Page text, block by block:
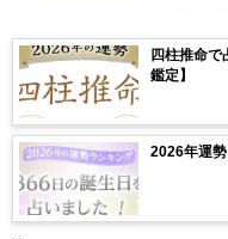
四柱推命で
鑑定】
2026年運